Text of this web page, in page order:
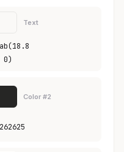
Text
0)
Color #2